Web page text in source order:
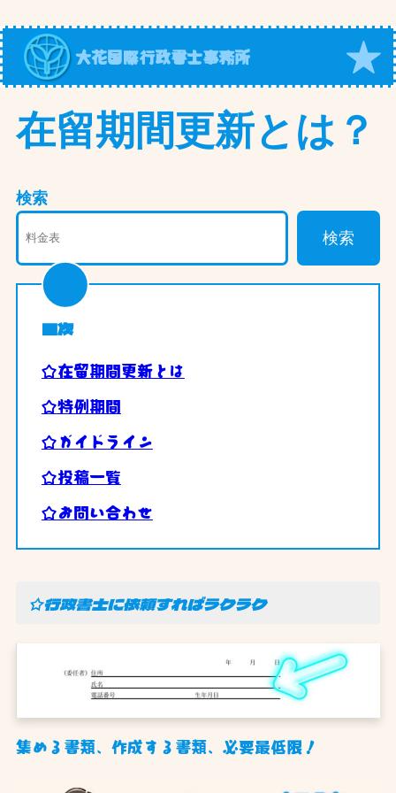
容
を
ス
大花国際行政書士事務所
在留期間更新とは？
検索
検索
目次
☆在留期間更新とは
☆特例期間
☆ガイドライン
☆投稿一覧
☆お問い合わせ
☆行政書士に依頼すればラクラク
集める書類、作成する書類、必要最低限！